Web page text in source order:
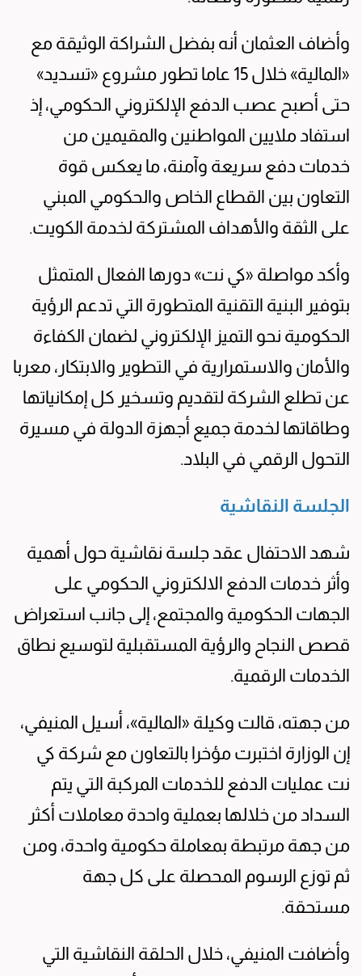
وأضاف العثمان أنه بفضل الشراكة الوثيقة مع
«المالية» خلال 15 عاما تطور مشروع «تسديد»
حتى أصبح عصب الدفع الإلكتروني الحكومي، إذ
استفاد ملايين المواطنين والمقيمين من
خدمات دفع سريعة وآمنة، ما يعكس قوة
التعاون بين القطاع الخاص والحكومي المبني
على الثقة والأهداف المشتركة لخدمة الكويت.
وأكد مواصلة «كي نت» دورها الفعال المتمثل
بتوفير البنية التقنية المتطورة التي تدعم الرؤية
الحكومية نحو التميز الإلكتروني لضمان الكفاءة
والأمان والاستمرارية في التطوير والابتكار، معربا
عن تطلع الشركة لتقديم وتسخير كل إمكانياتها
وطاقاتها لخدمة جميع أجهزة الدولة في مسيرة
التحول الرقمي في البلاد.
الجلسة النقاشية
شهد الاحتفال عقد جلسة نقاشية حول أهمية
وأثر خدمات الدفع الالكتروني الحكومي على
الجهات الحكومية والمجتمع، إلى جانب استعراض
قصص النجاح والرؤية المستقبلية لتوسيع نطاق
الخدمات الرقمية.
من جهته، قالت وكيلة «المالية»، أسيل المنيفي،
إن الوزارة اختبرت مؤخرا بالتعاون مع شركة كي
نت عمليات الدفع للخدمات المركبة التي يتم
السداد من خلالها بعملية واحدة معاملات أكثر
من جهة مرتبطة بمعاملة حكومية واحدة، ومن
ثم توزع الرسوم المحصلة على كل جهة
مستحقة.
وأضافت المنيفي، خلال الحلقة النقاشية التي